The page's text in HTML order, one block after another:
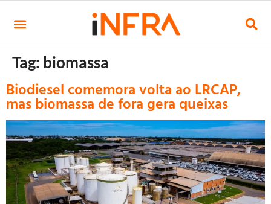
Tag: biomassa
Biodiesel comemora volta ao LRCAP,
mas biomassa de fora gera queixas